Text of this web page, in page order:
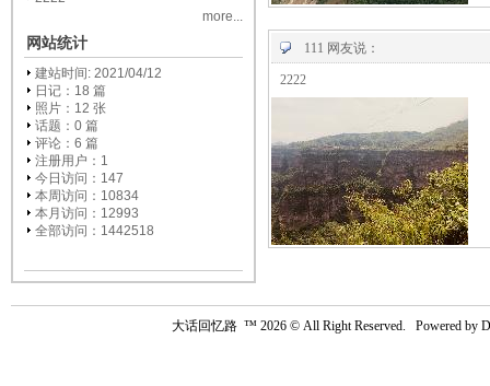
more...
网站统计
建站时间: 2021/04/12
日记：18 篇
照片：12 张
话题：0 篇
评论：6 篇
注册用户： 1
今日访问：147
本周访问：10834
本月访问：12993
全部访问：1442518
111 网友说：
2222
大话回忆路™ 2026 © All Right Reserved. Powered by